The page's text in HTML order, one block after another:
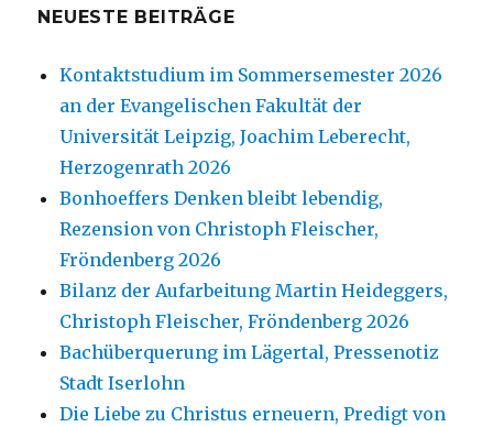
NEUESTE BEITRÄGE
Kontaktstudium im Sommersemester 2026
an der Evangelischen Fakultät der
Universität Leipzig, Joachim Leberecht,
Herzogenrath 2026
Bonhoeffers Denken bleibt lebendig,
Rezension von Christoph Fleischer,
Fröndenberg 2026
Bilanz der Aufarbeitung Martin Heideggers,
Christoph Fleischer, Fröndenberg 2026
Bachüberquerung im Lägertal, Pressenotiz
Stadt Iserlohn
Die Liebe zu Christus erneuern, Predigt von